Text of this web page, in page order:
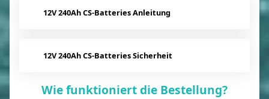
12V 240Ah CS-Batteries Anleitung
12V 240Ah CS-Batteries Sicherheit
Wie funktioniert die Bestellung?